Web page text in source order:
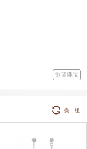
欲望珠宝
换一组